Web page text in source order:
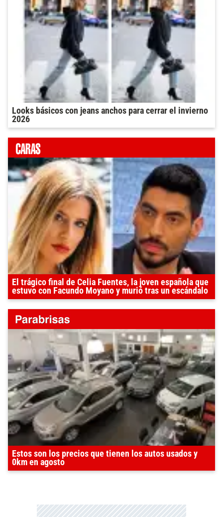
Looks básicos con jeans anchos para cerrar el invierno
2026
El trágico final de Celia Fuentes, la joven española que
estuvo con Facundo Moyano y murió tras un escándalo
Estos son los precios que tienen los autos usados y
0km en agosto